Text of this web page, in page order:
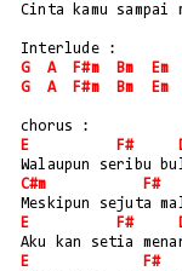
Cinta kamu sampai
Interlude :
G
A F#m Bm Em
G
A F#m Bm Em
chorus :
E
F#
Walaupun seribu
C#m
F#
Meskipun sejuta
E
F#
Aku kan setia
E
F#